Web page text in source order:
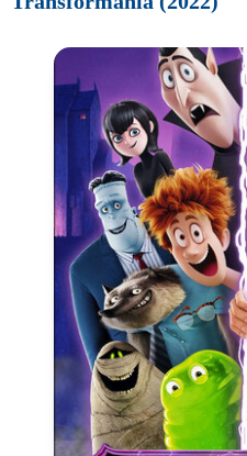
Индийское кино
Коллекция
Маги и Волшебники
Новогодние
Параллельные миры
Перевод Кубик в Кубе
Пеплум
Постапокалипсис
Про акул